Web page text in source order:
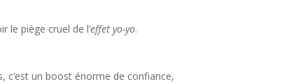
le piège cruel de l’effet yo-yo.
c’est un boost énorme de confiance,